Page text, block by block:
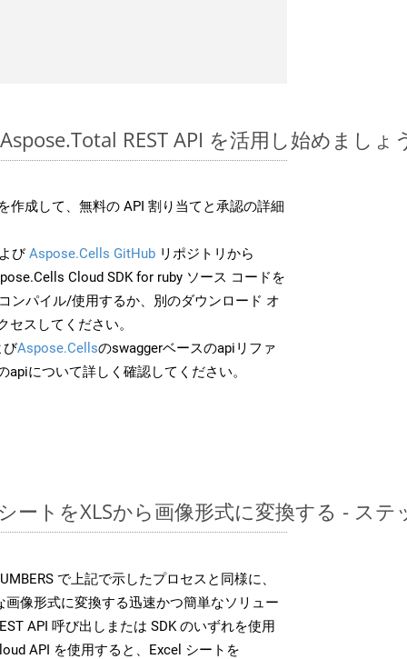
REST API を活用し始めましょ
作成して、無料の API 割り当てと承認の詳細
びAspose.Cells GitHub リポジトリから
Cloud SDK for ruby ソース コードを
ンパイル/使用するか、別のダウンロード オ
スしてください。
びAspose.Cellsのswaggerベースのapiリファ
apiについて詳しく確認してください。
ートをXLSから画像形式に変換する - ス
で上記で示したプロセスと同様に、
像形式に変換する迅速かつ簡単なソリュー
API 呼び出しまたは SDK のいずれを使用
API を使用すると、Excel シートを